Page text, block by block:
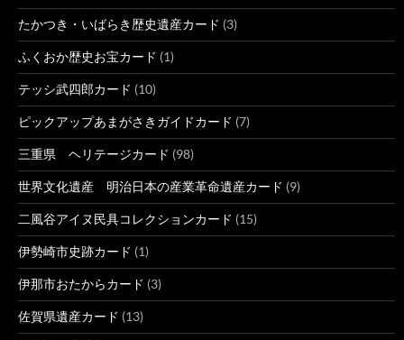
たかつき・いばらき歴史遺産カード (3)
ふくおか歴史お宝カード (1)
テッシ武四郎カード (10)
ピックアップあまがさきガイドカード (7)
三重県 ヘリテージカード (98)
世界文化遺産 明治日本の産業革命遺産カード (9)
二風谷アイヌ民具コレクションカード (15)
伊勢崎市史跡カード (1)
伊那市おたからカード (3)
佐賀県遺産カード (13)